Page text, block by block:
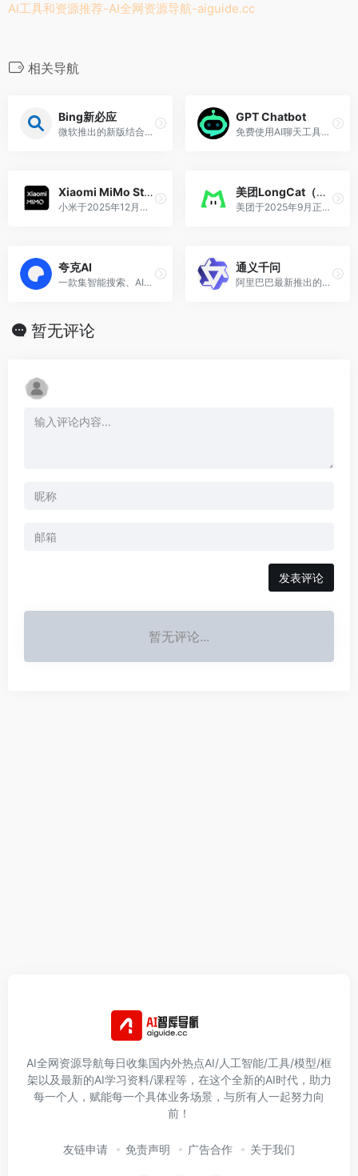
AI工具和资源推荐-AI全网资源导航-aiguide.cc
相关导航
Bing新必应
微软推出的新版结合了ChatGPT功能的必应
GPT Chatbot
免费使用AI聊天工具，无需注册、登录，没有限制次数，结合GPT3.5及Gemini模型，支持模型切换
Xiaomi MiMo Studio
小米于2025年12月推出的在线AI聊天服务平台
美团LongCat（龙猫）
美团于2025年9月正式发布的自研开源大模型AI对话平台
夸克AI
一款集智能搜索、AI创作、文件管理与同步、高效学习工具等多功能于一体的综合性应用
通义千问
阿里巴巴最新推出的类ChatGPT响应人类指令的大模型
暂无评论
发表评论
暂无评论...
AI全网资源导航每日收集国内外热点AI/人工智能/工具/模型/框
架以及最新的AI学习资料/课程等，在这个全新的AI时代，助力
每一个人，赋能每一个具体业务场景，与所有人一起努力向
前！
友链申请 免责声明 广告合作 关于我们